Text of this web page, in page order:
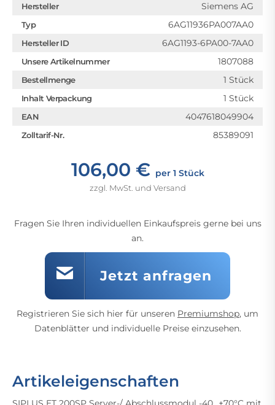
Hersteller Siemens AG
Typ 6AG11936PA007AA0
Hersteller ID 6AG1193-6PA00-7AA0
Unsere Artikelnummer 1807088
Bestellmenge 1 Stück
Inhalt Verpackung 1 Stück
EAN 4047618049904
Zolltarif-Nr. 85389091
106,00 € per 1 Stück
zzgl. MwSt. und Versand
Fragen Sie Ihren individuellen Einkaufspreis gerne bei uns
an.
Jetzt anfragen
Registrieren Sie sich hier für unseren Premiumshop, um
Datenblätter und individuelle Preise einzusehen.
Artikeleigenschaften